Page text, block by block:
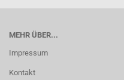
MEHR ÜBER...
Impressum
Kontakt